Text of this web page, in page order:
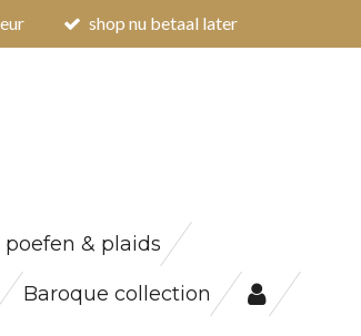
shop nu betaal later
poefen & plaids
Baroque collection